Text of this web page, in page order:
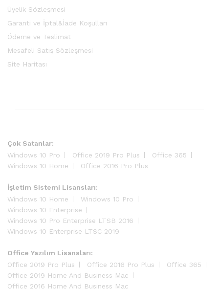
Üyelik Sözleşmesi
Garanti ve İptal&İade Koşulları
Ödeme ve Teslimat
Mesafeli Satış Sözleşmesi
Site Haritası
Çok Satanlar:
Windows 10 Pro
Office 2019 Pro Plus
Office 365
Windows 10 Home
Office 2016 Pro Plus
İşletim Sistemi Lisansları:
Windows 10 Home
Windows 10 Pro
Windows 10 Enterprise
Windows 10 Pro Enterprise LTSB 2016
Windows 10 Enterprise LTSC 2019
Office Yazılım Lisansları:
Office 2019 Pro Plus
Office 2016 Pro Plus
Office 365
Office 2019 Home And Business Mac
Office 2016 Home And Business Mac